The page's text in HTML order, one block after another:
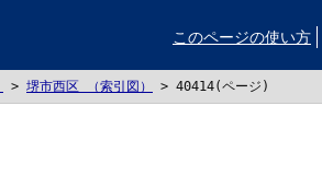
このページの使い方
> 堺市西区 （索引図） > 40414(ページ)